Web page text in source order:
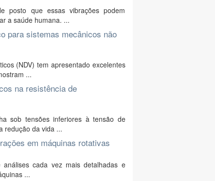
posto que essas vibrações podem
a saúde humana. ...
para sistemas mecânicos não
(NDV) tem apresentado excelentes
...
na resistência de
sob tensões inferiores à tensão de
redução da vida ...
em máquinas rotativas
cada vez mais detalhadas e
...